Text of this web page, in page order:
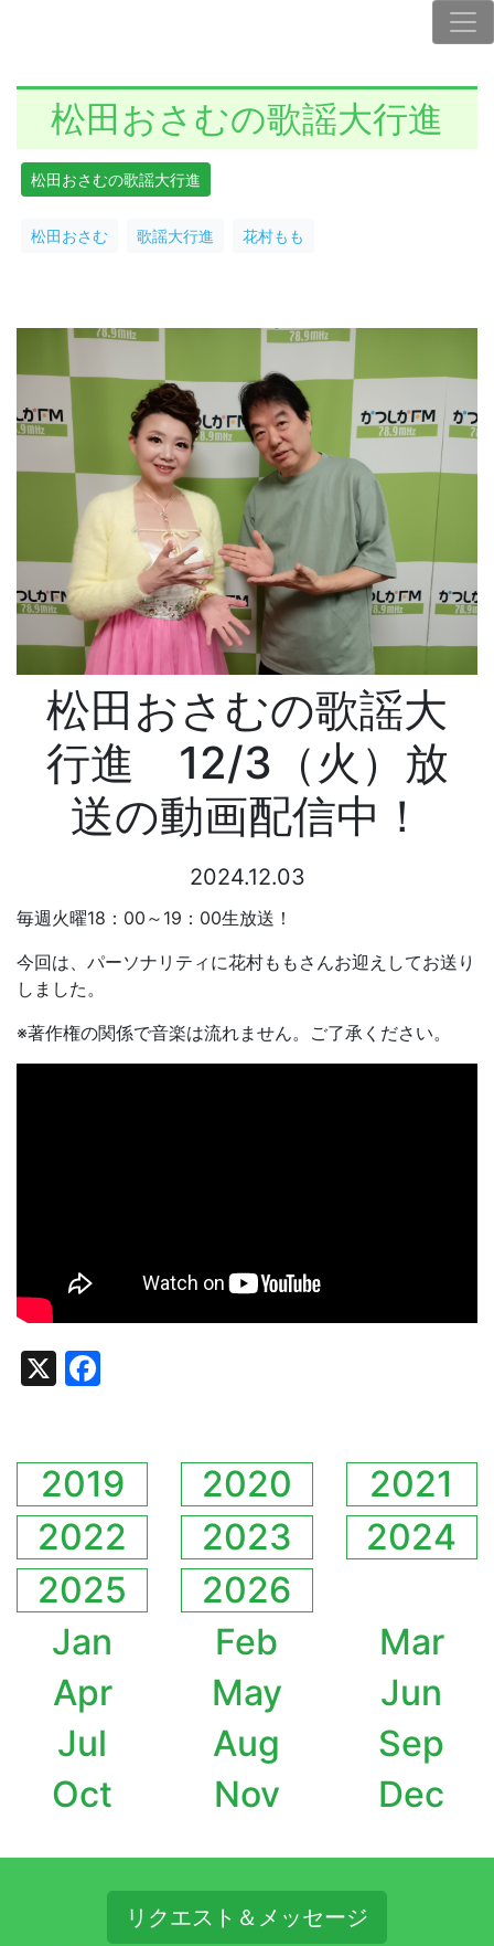
松田おさむの歌謡大行進
松田おさむの歌謡大行進
松田おさむ 歌謡大行進 花村もも
松田おさむの歌謡大
行進 12/3（火）放
送の動画配信中！
2024.12.03
毎週火曜18：00～19：00生放送！
今回は、パーソナリティに花村ももさんお迎えしてお送り
しました。
※著作権の関係で音楽は流れません。ご了承ください。
X
2019 2020
2021
2022
2023
2024
2025
2026
Jan
Feb
Mar
Apr
May
Jun
Jul
Aug
Sep
Oct
Nov Dec
リクエスト＆メッセージ